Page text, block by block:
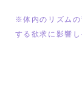
※体内のリズムの
する欲求に影響し